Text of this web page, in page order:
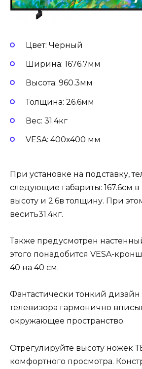
Цвет: Черный
Ширина: 1676.7мм
Высота: 960.3мм
Толщина: 26.6мм
Вес: 31.4кг
VESA: 400х400 мм
При установке на подставку,
следующие габариты: 167.6см
высоту и 2.6в толщину. При
весить31.4кг.
Также предусмотрен
этого понадобится VESA-
40 на 40 см.
Фантастически тонкий дизайн
телевизора гармонично
окружающее пространство.
Отрегулируйте высоту ножек
комфортного просмотра.